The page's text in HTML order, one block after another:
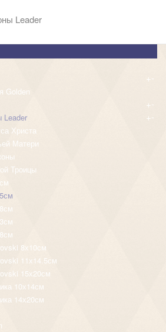
Leader
+-
Golden
+-
Leader +-
Христа
Матери
Троицы
8х10см
11х14.5см
15х20см
10х14см
14х20см